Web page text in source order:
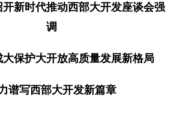
开新时代推动西部大开发座谈会强
调
保护大开放高质量发展新格局
谱写西部大开发新篇章